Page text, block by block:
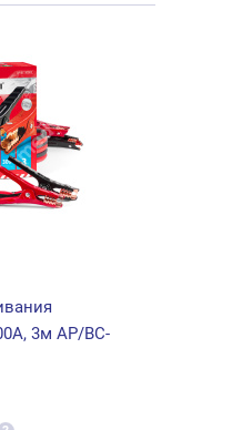
3м AP/BC-